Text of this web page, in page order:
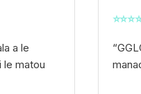
a le
le matou
⭐⭐⭐